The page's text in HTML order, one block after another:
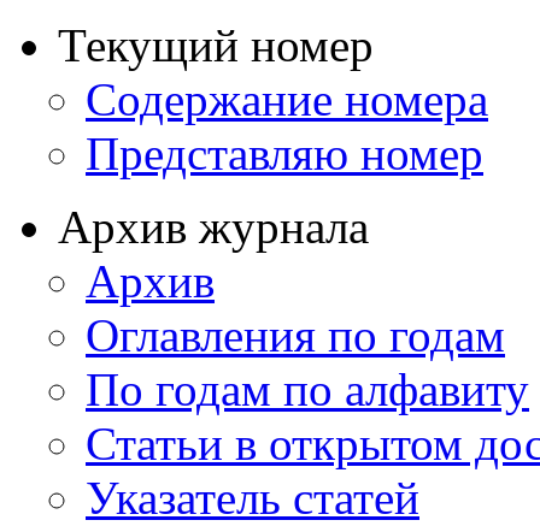
Текущий номер
Содержание номера
Представляю номер
Архив журнала
Архив
Оглавления по годам
По годам по алфавиту
Статьи в открытом
Указатель статей